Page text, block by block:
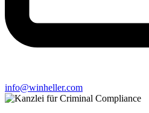
info@winheller.com